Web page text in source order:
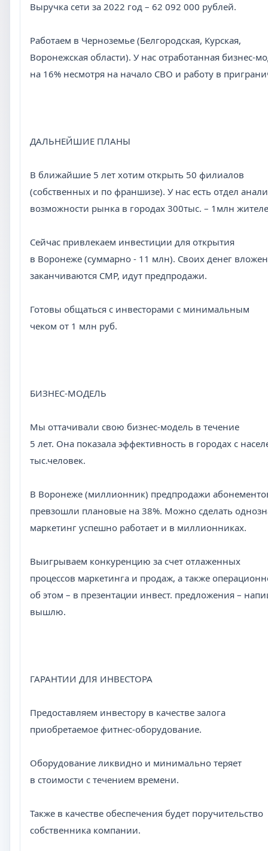
Выручка сети за 2022 год – 62 092 000 рублей.
Работаем в Черноземье (Белгородская, Курская,
Воронежская области). У нас отработанная
на 16% несмотря на начало СВО и работу в
ДАЛЬНЕЙШИЕ ПЛАНЫ
В ближайшие 5 лет хотим открыть 50 филиалов
(собственных и по франшизе). У нас есть отдел
возможности рынка в городах 300тыс. – 1млн
Сейчас привлекаем инвестиции для открытия
в Воронеже (суммарно - 11 млн). Своих денег
заканчиваются СМР, идут предпродажи.
Готовы общаться с инвесторами с минимальным
чеком от 1 млн руб.
БИЗНЕС-МОДЕЛЬ
Мы оттачивали свою бизнес-модель в течение
5 лет. Она показала эффективность в городах с
тыс.человек.
В Воронеже (миллионник) предпродажи
превзошли плановые на 38%. Можно сделать
маркетинг успешно работает и в миллионниках.
Выигрываем конкуренцию за счет отлаженных
процессов маркетинга и продаж, а также
об этом – в презентации инвест. предложения –
вышлю.
ГАРАНТИИ ДЛЯ ИНВЕСТОРА
Предоставляем инвестору в качестве залога
приобретаемое фитнес-оборудование.
Оборудование ликвидно и минимально теряет
в стоимости с течением времени.
Также в качестве обеспечения будет поручительство
собственника компании.